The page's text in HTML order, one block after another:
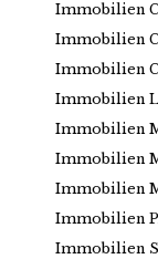
Immobilien
Immobilien
Immobilien
Immobilien
Immobilien
Immobilien
Immobilien
Immobilien
Immobilien